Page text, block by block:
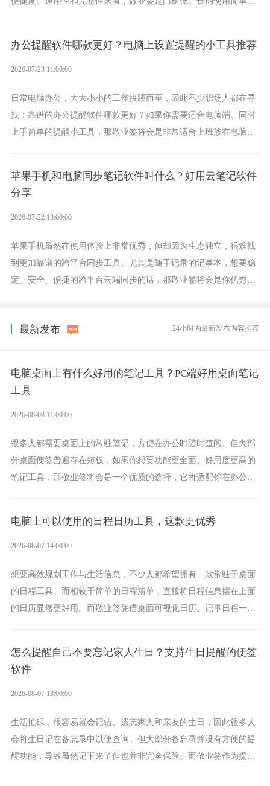
办公提醒软件哪款更好？电脑上设置提醒的小工具推荐
2026-07-23 11:00:00
日常电脑办公，大大小小的工作接踵而至，因此不少职场人都在寻
找：靠谱的办公提醒软件哪款更好？如果你需要适合电脑端、同时
上手简单的提醒小工具，那敬业签将会是非常适合上班族在电脑上
苹果手机和电脑同步笔记软件叫什么？好用云笔记软件
分享
2026-07-22 13:00:00
苹果手机虽然在使用体验上非常优秀，但却因为生态独立，很难找
到更加靠谱的跨平台同步工具。尤其是随手记录的记事本，想要稳
定、安全、便捷的跨平台云端同步的话，那敬业签将会是你优秀的
最新发布 24小时内最新发布内容推荐
电脑桌面上有什么好用的笔记工具？PC端好用桌面笔记
工具
2026-08-08 11:00:00
很多人都需要桌面上的常驻笔记，方便在办公时随时查阅。但大部
分桌面便签普遍存在短板，如果你想要功能更全面、好用度更高的
笔记工具，那敬业签将会是一个优质的选择，它将适配你在办公、
电脑上可以使用的日程日历工具，这款更优秀
2026-08-07 14:00:00
想要高效规划工作与生活信息，不少人都希望拥有一款常驻于桌面
的日程工具。而相较于简单的日程清单，直接将日程信息摆在上面
的日历显然更好用。而敬业签凭借桌面可视化日历、记事日程一体
怎么提醒自己不要忘记家人生日？支持生日提醒的便签
软件
2026-08-07 13:00:00
生活忙碌，很容易就会记错、遗忘家人和亲友的生日，因此很多人
会将生日记在备忘录中以便查询。但大部分备忘录并没有方便的提
醒功能，导致虽然记下来了但也并非完全保险。而敬业签作为提醒